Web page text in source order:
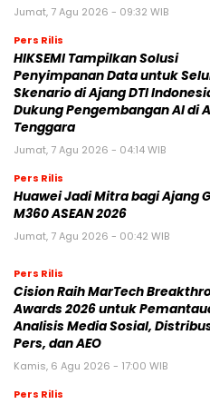
Jumat, 7 Agu 2026 - 09:32 WIB
Pers Rilis
HIKSEMI Tampilkan Solusi
Penyimpanan Data untuk
Skenario di Ajang DTI
Dukung Pengembangan AI di
Tenggara
Jumat, 7 Agu 2026 - 04:14 WIB
Pers Rilis
Huawei Jadi Mitra bagi Ajang
M360 ASEAN 2026
Jumat, 7 Agu 2026 - 00:42 WIB
Pers Rilis
Cision Raih MarTech
Awards 2026 untuk
Analisis Media Sosial,
Pers, dan AEO
Kamis, 6 Agu 2026 - 17:00 WIB
Pers Rilis